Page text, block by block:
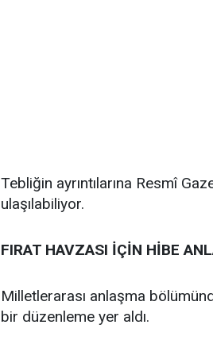
Tebliğin ayrıntılarına Resmî
ulaşılabiliyor.
FIRAT HAVZASI İÇİN HİBE
Milletlerarası anlaşma
bir düzenleme yer aldı.